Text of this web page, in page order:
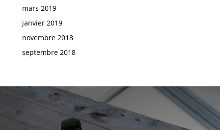
mars 2019
janvier 2019
novembre 2018
septembre 2018